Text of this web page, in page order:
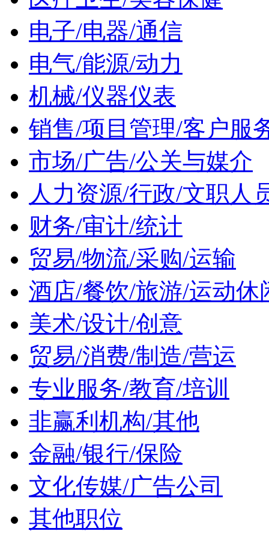
电子/电器/通信
电气/能源/动力
机械/仪器仪表
销售/项目管理/客户服
市场/广告/公关与媒介
人力资源/行政/文职人
财务/审计/统计
贸易/物流/采购/运输
酒店/餐饮/旅游/运动休
美术/设计/创意
贸易/消费/制造/营运
专业服务/教育/培训
非赢利机构/其他
金融/银行/保险
文化传媒/广告公司
其他职位